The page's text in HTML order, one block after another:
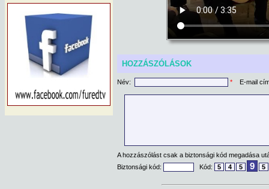
HOZZÁSZÓLÁSOK
Név: * E-mail
A hozzászólást csak a biztonsági kód megadása
Biztonsági kód:
Kód: 5 4 5 9 5